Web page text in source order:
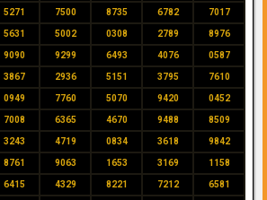
5271 7500 8735 6782 7017
5631 5002 0308 2789 8976
9090 9299 6493 4076 0587
3867 2936 5151 3795 7610
0949 7760 5070 9420 0452
7008 6365 4670 9488 8509
3243 4719 0834 3618 9842
8761 9063 1653 3169 1158
6415 4329 8221 7212 6581